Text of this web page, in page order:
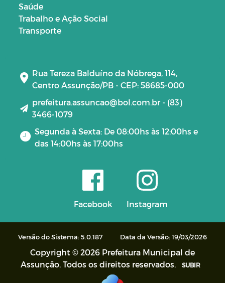
Saúde
Trabalho e Ação Social
Transporte
Rua Tereza Balduíno da Nóbrega, 114,
Centro Assunção/PB - CEP: 58685-000
prefeitura.assuncao@bol.com.br - (83)
3466-1079
Segunda à Sexta: De 08:00hs às 12:00hs e
das 14:00hs às 17:00hs
Facebook Instagram
Versão do Sistema: 5.0.187 Data da Versão: 19/03/2026
Copyright © 2026 Prefeitura Municipal de
Assunção. Todos os direitos reservados.
SUBIR